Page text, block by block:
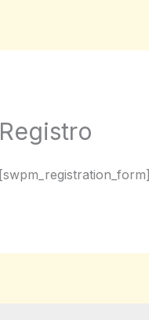
Registro
[swpm_registration_form]